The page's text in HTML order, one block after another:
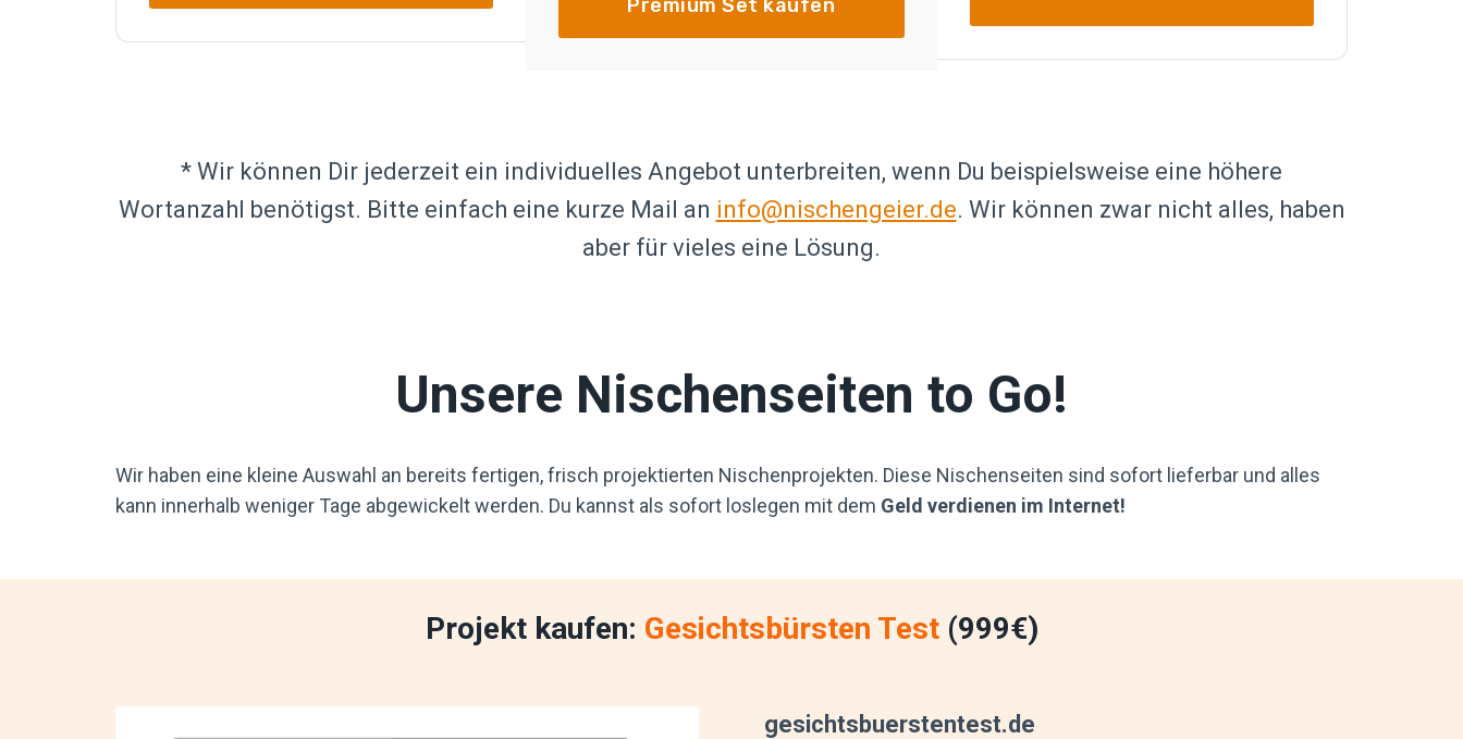
Premium Set kaufen
* Wir können Dir jederzeit ein individuelles Angebot unterbreiten, wenn Du beispielsweise eine höhere
Wortanzahl benötigst. Bitte einfach eine kurze Mail an info@nischengeier.de. Wir können zwar nicht alles, haben
aber für vieles eine Lösung.
Unsere Nischenseiten to Go!
Wir haben eine kleine Auswahl an bereits fertigen, frisch projektierten Nischenprojekten. Diese Nischenseiten sind sofort lieferbar und alles
kann innerhalb weniger Tage abgewickelt werden. Du kannst als sofort loslegen mit dem Geld verdienen im Internet!
Projekt kaufen: Gesichtsbürsten Test(999€)
gesichtsbuerstentest.de